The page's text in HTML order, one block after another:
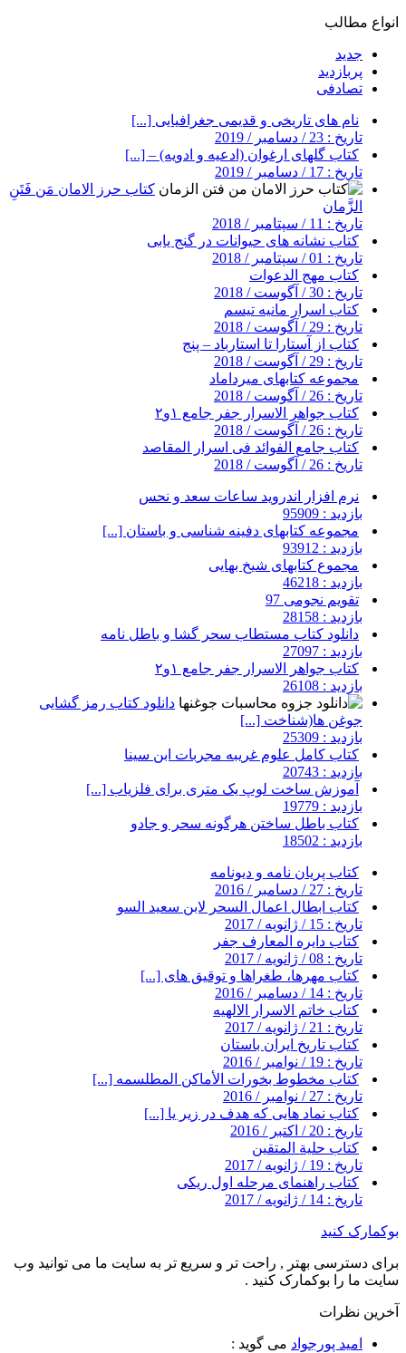
انواع مطالب
جدید
پربازدید
تصادفی
نام های تاریخی و قدیمی جغرافیایی [...]
تاریخ : 23 / دسامبر / 2019
کتاب گلهای ارغوان (ادعیه و ادویه) – [...]
تاریخ : 17 / دسامبر / 2019
کتاب حرز الامان مَن فَتَنِ
الزَّمان
تاریخ : 11 / سپتامبر / 2018
کتاب نشانه های حیوانات در گنج یابی
تاریخ : 01 / سپتامبر / 2018
کتاب مهج الدعوات
تاریخ : 30 / آگوست / 2018
کتاب اسرار مانیه تیسم
تاریخ : 29 / آگوست / 2018
کتاب از آستارا تا استارباد – پنج
تاریخ : 29 / آگوست / 2018
مجموعه کتابهای میرداماد
تاریخ : 26 / آگوست / 2018
کتاب جواهر الاسرار جفر جامع ۱و۲
تاریخ : 26 / آگوست / 2018
کتاب جامع الفوائد فی اسرار المقاصد
تاریخ : 26 / آگوست / 2018
نرم افزار اندروید ساعات سعد و نحس
بازدید : 95909
مجموعه کتابهای دفینه شناسی و باستان [...]
بازدید : 93912
مجموع کتابهای شیخ بهایی
بازدید : 46218
تقویم نجومی 97
بازدید : 28158
دانلود کتاب مستطاب سحر گشا و باطل نامه
بازدید : 27097
کتاب جواهر الاسرار جفر جامع ۱و۲
بازدید : 26108
دانلود کتاب رمز گشایی
جوغن ها(شناخت [...]
بازدید : 25309
کتاب کامل علوم غریبه مجربات ابن سینا
بازدید : 20743
آموزش ساخت لوپ یک متری برای فلزیاب [...]
بازدید : 19779
کتاب باطل ساختن هرگونه سحر و جادو
بازدید : 18502
کتاب پریان نامه و دیونامه
تاریخ : 27 / دسامبر / 2016
کتاب ابطال اعمال السحر لابن سعيد السو
تاریخ : 15 / ژانویه / 2017
کتاب دایره المعارف جفر
تاریخ : 08 / ژانویه / 2017
کتاب مهرها، طغراها و توقیق های [...]
تاریخ : 14 / دسامبر / 2016
کتاب خاتم الاسرار الالهیه
تاریخ : 21 / ژانویه / 2017
کتاب تاریخ ایران باستان
تاریخ : 19 / نوامبر / 2016
کتاب مخطوط بخورات الأماکن المطلسمه [...]
تاریخ : 27 / نوامبر / 2016
کتاب نماد هایی که هدف در زیر یا [...]
تاریخ : 20 / اکتبر / 2016
کتاب حلیة المتقین
تاریخ : 19 / ژانویه / 2017
کتاب راهنمای مرحله اول ریکی
تاریخ : 14 / ژانویه / 2017
بوکمارک کنید
برای دسترسی بهتر , راحت تر و سریع تر به سایت ما می توانید وب
سایت ما را بوکمارک کنید .
آخرین نظرات
امید پورجواد می گوید :